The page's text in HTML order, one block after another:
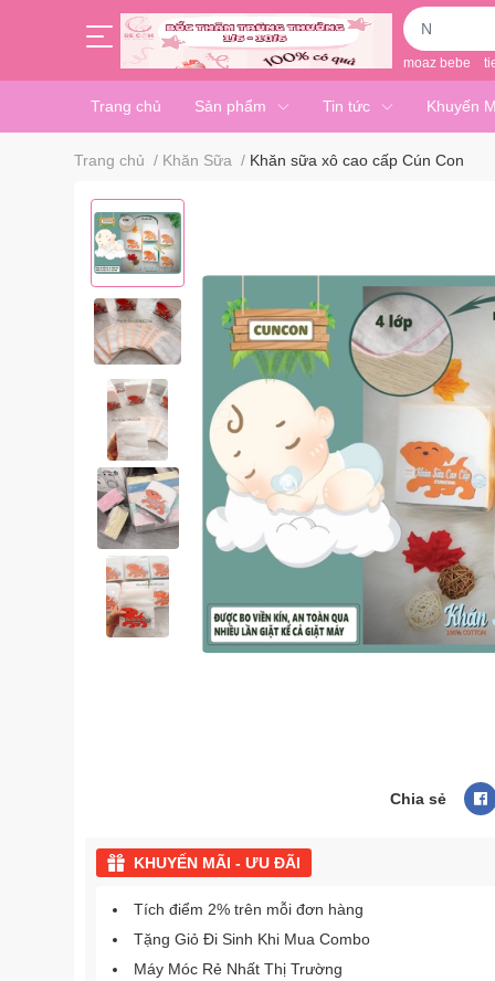
moaz bebe
Trang chủ Sản phẩm Tin tức Khuyến
Trang chủ / Khăn Sữa / Khăn sữa xô cao cấp Cún Con
Chia sẻ
KHUYẾN MÃI - ƯU ĐÃI
Tích điểm 2% trên mỗi đơn hàng
Tặng Giỏ Đi Sinh Khi Mua Combo
Máy Móc Rẻ Nhất Thị Trường